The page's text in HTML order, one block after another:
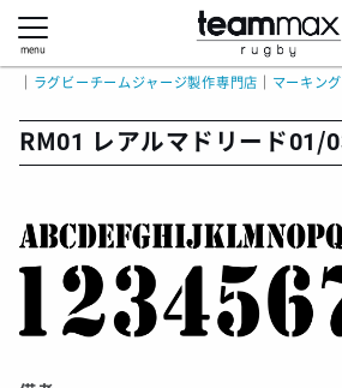
menu
ラグビーチームジャージ製作専門店 マーキング
RM01 レアルマドリード01/